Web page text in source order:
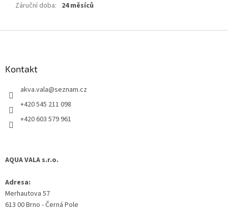
Záruční doba: 24 měsíců
Kontakt
akva.vala@seznam.cz
+420 545 211 098
+420 603 579 961
AQUA VALA s.r.o.
Adresa:
Merhautova 57
613 00 Brno - Černá Pole